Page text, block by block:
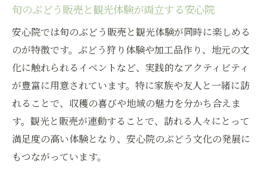
旬のぶどう販売と観光体験が両立する安心院
安心院では旬のぶどう販売と観光体験が同時に楽しめる
のが特徴です。ぶどう狩り体験や加工品作り、地元の文
化に触れられるイベントなど、実践的なアクティビティ
が豊富に用意されています。特に家族や友人と一緒に訪
れることで、収穫の喜びや地域の魅力を分かち合えま
す。観光と販売が連動することで、訪れる人々にとって
満足度の高い体験となり、安心院のぶどう文化の発展に
もつながっています。